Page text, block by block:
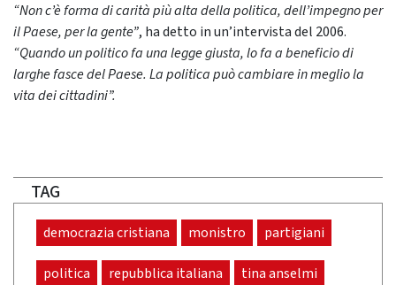
“Non c’è forma di carità più alta della politica, dell’impegno per
il Paese, per la gente”, ha detto in un’intervista del 2006.
“Quando un politico fa una legge giusta, lo fa a beneficio di
larghe fasce del Paese. La politica può cambiare in meglio la
vita dei cittadini”.
TAG
democrazia cristiana monistro partigiani
politica repubblica italiana tina anselmi